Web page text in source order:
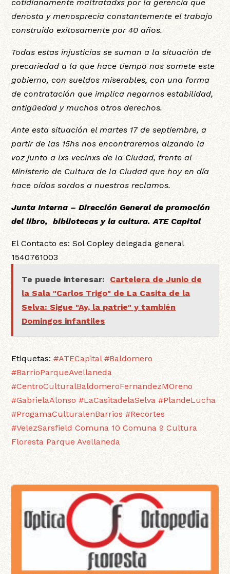
cotidianamente maltratadxs por la gerencia que
denosta y menosprecia constantemente el trabajo
construido exitosamente por 40 años.
Todas estas injusticias se suman a la situación de
precariedad a la que hace tiempo nos somete este
gobierno, con sueldos miserables, con una forma
de contratación que implica negarnos estabilidad,
antigüedad y muchos otros derechos.
Ante esta situación el martes 17 de septiembre, a
partir de las 15hs nos encontraremos alzando la
voz junto a lxs vecinxs de la Ciudad, frente al
Ministerio de Cultura de la Ciudad que hoy en día
hace oídos sordos a nuestros reclamos.
Junta Interna – Dirección General de promoción
del libro, bibliotecas y la cultura. ATE Capital
El Contacto es: Sol Copley delegada general
1540761003
Te puede interesar:
Cartelera de Junio de
la Sala "Carlos Trigo" de La Casita de la
Selva: Sigue "Ay, la patrie" y también
Domingos infantiles
Etiquetas:#ATECapital #Baldomero
#BarrioParqueAvellaneda
#CentroCulturalBaldomeroFernandezMOreno
#GabrielaAlonso #LaCasitadelaSelva #PlandeLucha
#ProgamaCulturalenBarrios #Recortes
#VelezSarsfield Comuna 10 Comuna 9 Cultura
Floresta Parque Avellaneda